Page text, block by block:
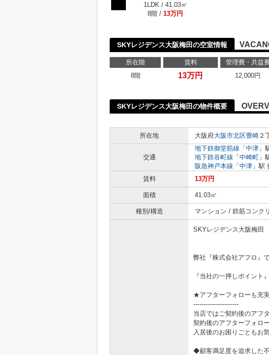
1LDK / 41.03㎡
8階 / 13万円
SKYレジデンス大阪梅田の空室情報
所在階 賃料 管理費・共益
8階
13万円 12,000円
SKYレジデンス大阪梅田の物件概要
所在地
大阪府大阪市北区豊崎 ２
交通
地下鉄御堂筋線 「 中津 」
地下鉄谷町線 「 中崎町 」
阪急神戸本線 「 中津 」駅
賃料
13万円
面積 41.03㎡
種別/構造 マンション / 鉄筋コンク
SKYレジデンス大阪梅田
弊社『株式会社アフロ』
『当社の一押しポイント』
★アフターフォローも充
-----------------------
当店ではご契約後のアフ
契約後のアフターフォロ
入居後のお困りごともお
◆顧客満足度を追求した